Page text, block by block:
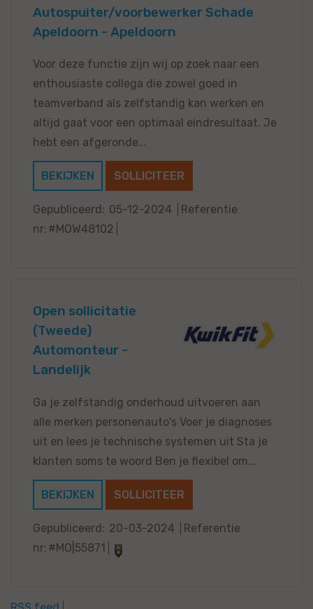
Autospuiter/voorbewerker Schade
Apeldoorn - Apeldoorn
Voor deze functie zijn wij op zoek naar een
enthousiaste collega die zowel goed in
teamverband als zelfstandig kan werken en
altijd gaat voor een optimaal eindresultaat. Je
hebt een afgeronde...
BEKIJKEN SOLLICITEER
Gepubliceerd: 05-12-2024
Referentie
nr: #MOW48102
Open sollicitatie
(Tweede)
Automonteur -
Landelijk
Ga je zelfstandig onderhoud uitvoeren aan
alle merken personenauto's Voer je diagnoses
uit en lees je technische systemen uit Sta je
klanten soms te woord Ben je flexibel om...
BEKIJKEN SOLLICITEER
Gepubliceerd: 20-03-2024
Referentie
nr: #MO|55871